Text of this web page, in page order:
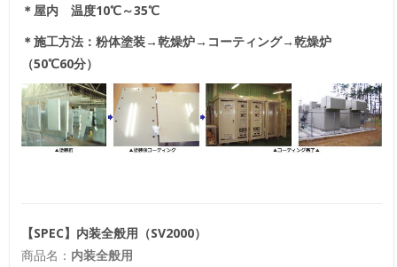
＊屋内 温度10℃～35℃
＊施工方法：粉体塗装→乾燥炉→コーティング→乾燥炉
（50℃60分）
【SPEC】内装全般用（SV2000）
商品名： 内装全般用